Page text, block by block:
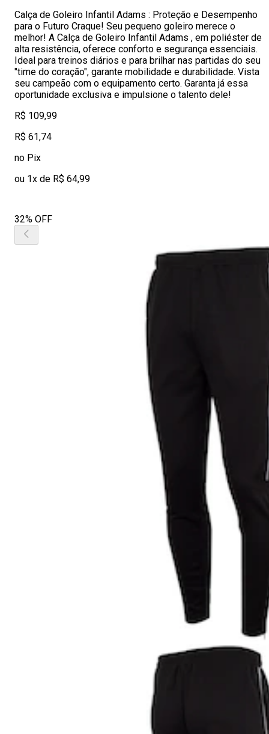
Calça de Goleiro Infantil Adams : Proteção e Desempenho
para o Futuro Craque! Seu pequeno goleiro merece o
melhor! A Calça de Goleiro Infantil Adams , em poliéster de
alta resistência, oferece conforto e segurança essenciais.
Ideal para treinos diários e para brilhar nas partidas do seu
"time do coração", garante mobilidade e durabilidade. Vista
seu campeão com o equipamento certo. Garanta já essa
oportunidade exclusiva e impulsione o talento dele!
R$ 109,99
R$ 61,74
no Pix
ou 1x de R$ 64,99
32% OFF